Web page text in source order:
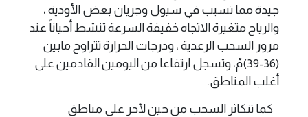
جيدة مما تسبب في سيول وجريان بعض الأودية ،
والرياح متغيرة الاتجاه خفيفة السرعة تنشط أحياناً عند
مرور السحب الرعدية ، ودرجات الحرارة تتراوح مابين
(36-39)مْ، وتسجل ارتفاعا من اليومين القادمين على
أغلب المناطق.
كما تتكاثر السحب من حين لأخر على مناطق